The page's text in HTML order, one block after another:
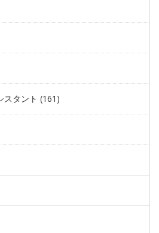
スタント (161)